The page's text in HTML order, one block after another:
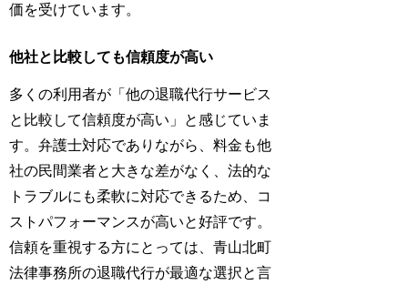
価を受けています。
他社と比較しても信頼度が高い
多くの利用者が「他の退職代行サービス
と比較して信頼度が高い」と感じていま
す。弁護士対応でありながら、料金も他
社の民間業者と大きな差がなく、法的な
トラブルにも柔軟に対応できるため、コ
ストパフォーマンスが高いと好評です。
信頼を重視する方にとっては、青山北町
法律事務所の退職代行が最適な選択と言